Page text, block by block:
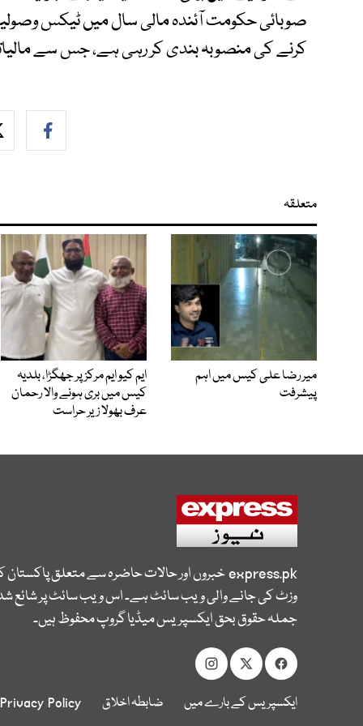
کرنے کی منصوبہ بندی کر رہی ہے، جس سے
متعلقہ
میر رضا علی کیس میں اہم
پیشرفت
ایم کیو ایم مرکز پر جھگڑا، بلدیہ
کیس میں بری ہونے والا رحمان
عرف بھولا زیر حراست
express.pkخبروں اور حالات حاضرہ سے متعلق
وزٹ کی جانے والی ویب سائٹ ہے۔ اس ویب سائٹ پر شائع
جملہ حقوق بحق ایکسپریس میڈیا گروپ محفوظ ہیں۔
ایکسپریس کے بارے میں ضابطہ اخلاق Privacy Policy